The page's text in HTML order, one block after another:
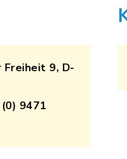
9, D-
9471